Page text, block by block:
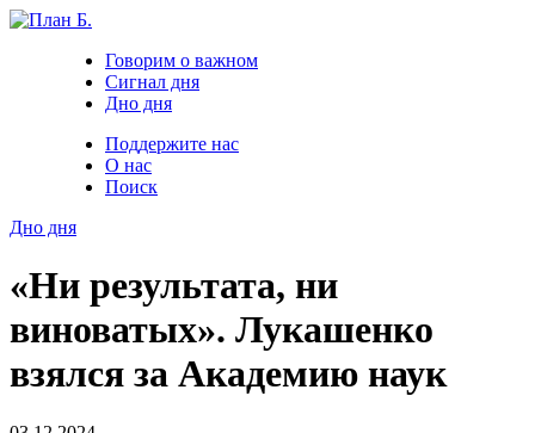
Говорим о важном
Сигнал дня
Дно дня
Поддержите нас
О нас
Поиск
Дно дня
«Ни результата, ни
виноватых». Лукашенко
взялся за Академию наук